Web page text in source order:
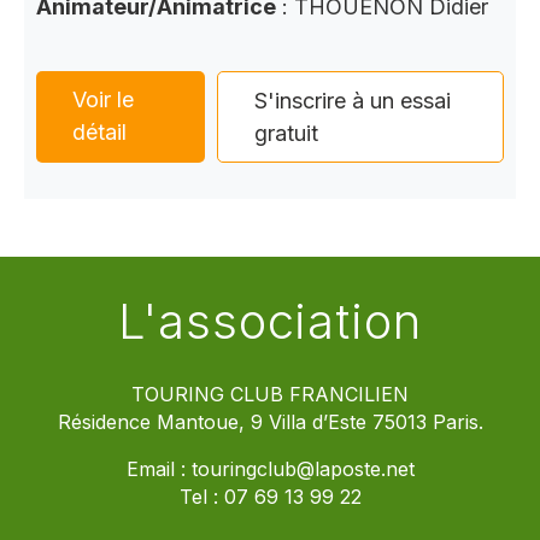
Animateur/Animatrice : THOUENON Didier
Voir le
détail
S'inscrire à un essai
gratuit
L'association
TOURING CLUB FRANCILIEN
Résidence Mantoue, 9 Villa d’Este 75013 Paris.
Email : touringclub@laposte.net
Tel : 07 69 13 99 22